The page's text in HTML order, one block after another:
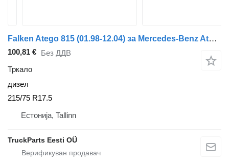
Falken Atego 815 (01.98-12.04) за Mercedes-Benz Atego, Atego 2, Atego 3 (1996-)
100,81 € Без ДДВ
Тркало
дизел
215/75 R17.5
Естонија, Tallinn
TruckParts Eesti OÜ